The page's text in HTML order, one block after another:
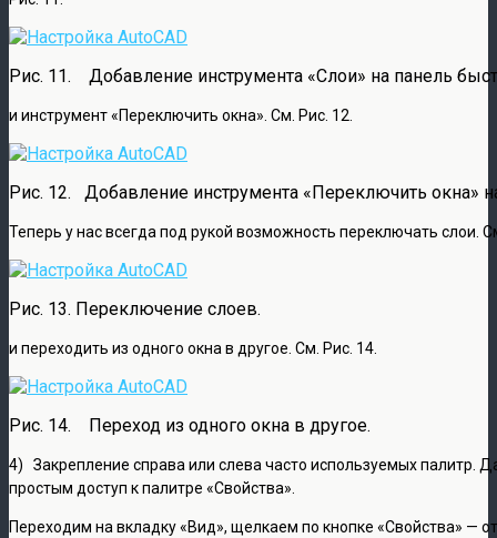
Рис. 11. Добавление инструмента «Слои» на панель
и инструмент «Переключить окна». См. Рис. 12.
Рис. 12. Добавление инструмента «Переключить окна»
Теперь у нас всегда под рукой возможность переключать слои.
Рис. 13. Переключение слоев.
и переходить из одного окна в другое. См. Рис. 14.
Рис. 14. Переход из одного окна в другое.
4) Закрепление справа или слева часто используемых палитр.
простым доступ к палитре «Свойства».
Переходим на вкладку «Вид», щелкаем по кнопке «Свойства» —